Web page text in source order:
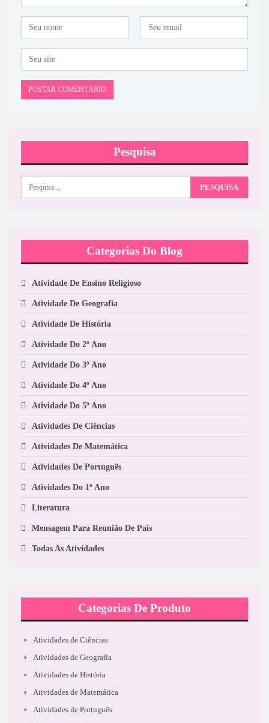
Pesquisa
Categorias Do Blog
Atividade De Ensino Religioso
Atividade De Geografia
Atividade De História
Atividade Do 2º Ano
Atividade Do 3º Ano
Atividade Do 4º Ano
Atividade Do 5º Ano
Atividades De Ciências
Atividades De Matemática
Atividades De Português
Atividades Do 1º Ano
Literatura
Mensagem Para Reunião De Pais
Todas As Atividades
Categorias De Produto
Atividades de Ciências
Atividades de Geografia
Atividades de História
Atividades de Matemática
Atividades de Português